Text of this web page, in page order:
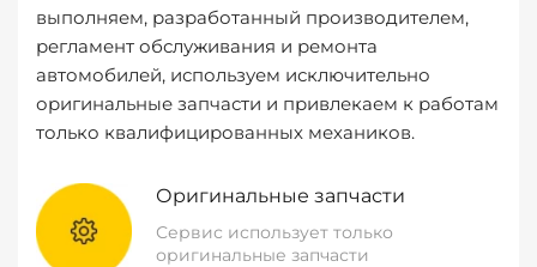
выполняем, разработанный производителем,
регламент обслуживания и ремонта
автомобилей, используем исключительно
оригинальные запчасти и привлекаем к работам
только квалифицированных механиков.
Оригинальные запчасти
Сервис использует только
оригинальные запчасти